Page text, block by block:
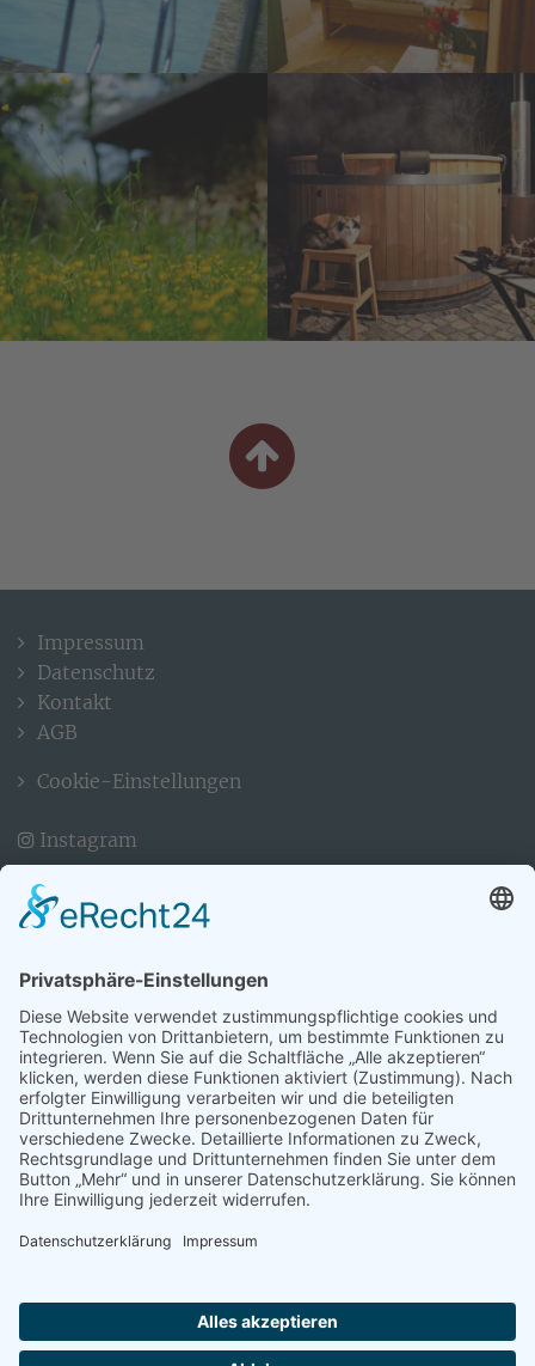
Impressum
Datenschutz
Kontakt
AGB
Cookie-Einstellungen
Instagram
Seegeler Heil- und Wunderbrunnen
Inhaber: Dr. Stefan Windau
Kontakt: Andrea Auster/Melanie Au
Am Wunderbrunnen 1
04523 Pegau OT Sittel / Werben
Newsletter abonnieren
E-Mail-Adresse
Sicherheitsfrage
Was ist die Summe aus 3 und 7?